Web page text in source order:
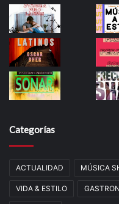
Categorías
ACTUALIDAD MÚSICA
VIDA & ESTILO